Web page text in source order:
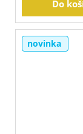
Do
novinka